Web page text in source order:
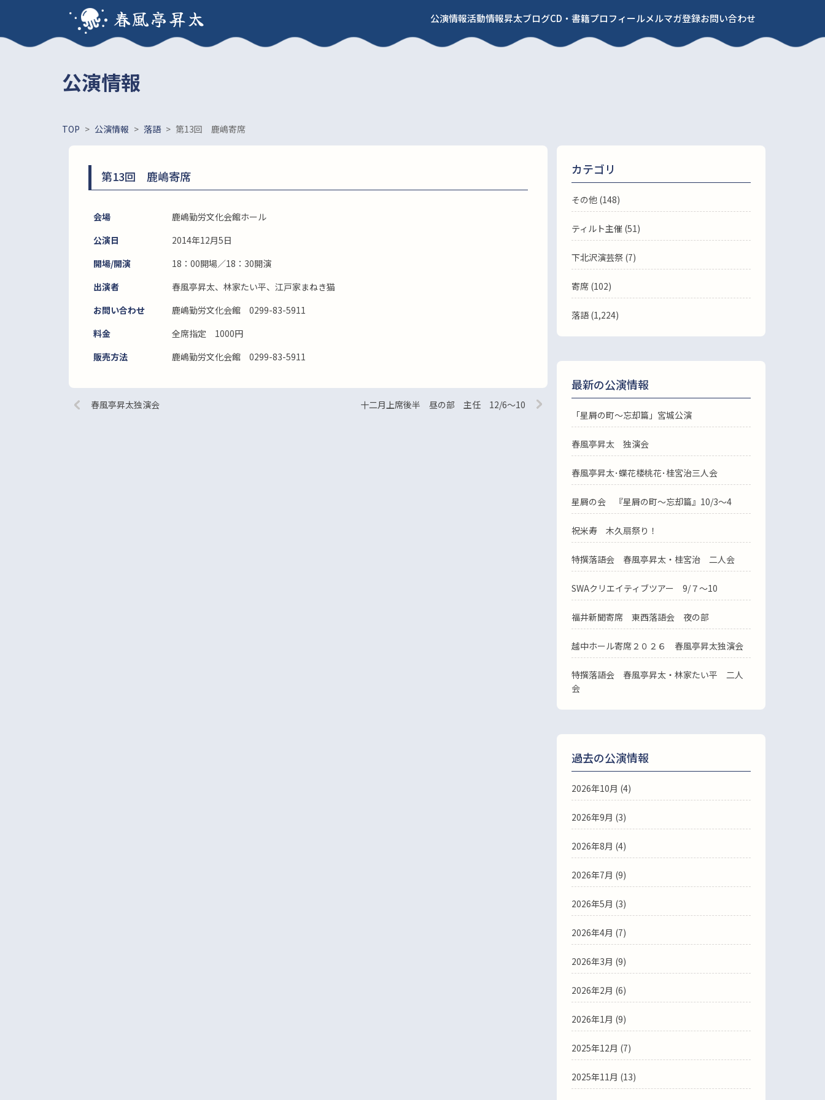
春風亭昇太 公演情報活動情報昇太ブログCD・書籍プロフィールメルマガ登録お問い合わせ
公演情報
TOP > 公演情報 > 落語 > 第13回 鹿嶋寄席
第13回 鹿嶋寄席
会場
鹿嶋勤労文化会館ホール
公演日
2014年12月5日
開場/開演
18：00開場／18：30開演
出演者
春風亭昇太、林家たい平、江戸家まねき猫
お問い合わせ
鹿嶋勤労文化会館 0299-83-5911
料金
全席指定 1000円
販売方法
鹿嶋勤労文化会館 0299-83-5911
春風亭昇太独演会 十二月上席後半 昼の部 主任 12/6～10
カテゴリ
その他 (148)
ティルト主催 (51)
下北沢演芸祭 (7)
寄席 (102)
落語(1,224)
最新の公演情報
「星屑の町～忘却篇」宮城公演
春風亭昇太 独演会
春風亭昇太･蝶花楼桃花･桂宮治三人会
星屑の会 『星屑の町～忘却篇』10/3～4
祝米寿 木久扇祭り！
特撰落語会 春風亭昇太・桂宮治 二人会
SWAクリエイティブツアー 9/７～10
福井新聞寄席 東西落語会 夜の部
越中ホール寄席２０２６ 春風亭昇太独演会
特撰落語会 春風亭昇太・林家たい平 二人
会
過去の公演情報
2026年10月 (4)
2026年9月 (3)
2026年8月 (4)
2026年7月 (9)
2026年5月 (3)
2026年4月 (7)
2026年3月 (9)
2026年2月 (6)
2026年1月 (9)
2025年12月 (7)
2025年11月 (13)